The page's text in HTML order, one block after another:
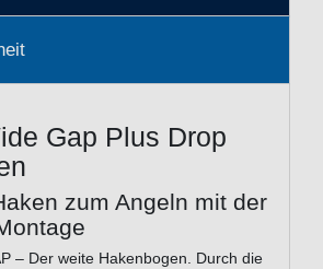
Gap Plus Drop
zum Angeln mit der
– Der weite Hakenbogen. Durch die